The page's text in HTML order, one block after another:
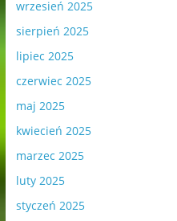
wrzesień 2025
sierpień 2025
lipiec 2025
czerwiec 2025
maj 2025
kwiecień 2025
marzec 2025
luty 2025
styczeń 2025